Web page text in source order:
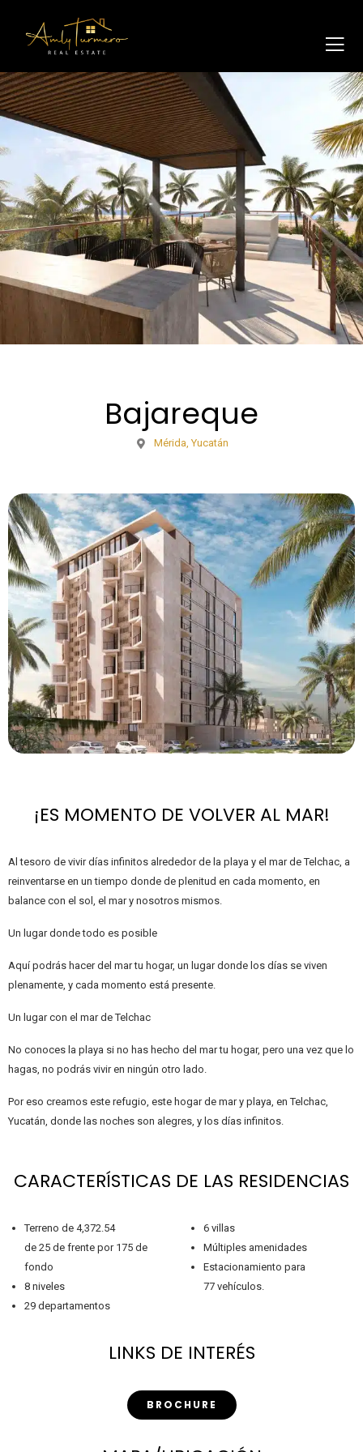
Bajareque
Mérida, Yucatán
¡ES MOMENTO DE VOLVER AL MAR!
Al tesoro de vivir días infinitos alrededor de la playa y el mar de Telchac, a
reinventarse en un tiempo donde de plenitud en cada momento, en
balance con el sol, el mar y nosotros mismos.
Un lugar donde todo es posible
Aquí podrás hacer del mar tu hogar, un lugar donde los días se viven
plenamente, y cada momento está presente.
Un lugar con el mar de Telchac
No conoces la playa si no has hecho del mar tu hogar, pero una vez que lo
hagas, no podrás vivir en ningún otro lado.
Por eso creamos este refugio, este hogar de mar y playa, en Telchac,
Yucatán, donde las noches son alegres, y los días infinitos.
CARACTERÍSTICAS DE LAS RESIDENCIAS
Terreno de 4,372.54
de 25 de frente por 175 de
fondo
8 niveles
29 departamentos
6 villas
Múltiples amenidades
Estacionamiento para
77 vehículos.
LINKS DE INTERÉS
BROCHURE